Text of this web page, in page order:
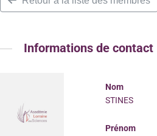
Informations de contact
Nom
STINES
Prénom